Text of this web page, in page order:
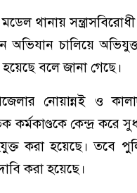
থানায়
অভিযান চালিয়ে
বলে জানা গেছে।
নোয়ান্নই ও
কর্মকাণ্ডকে কেন্দ্র
করা হয়েছে। তবে
করা হয়েছে।